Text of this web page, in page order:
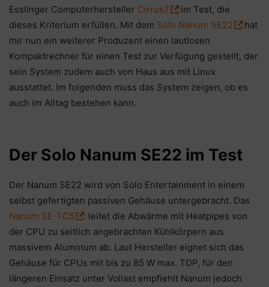
Esslinger Computerhersteller Cirrus7
im Test, die
dieses Kriterium erfüllen. Mit dem Solo Nanum SE22
hat
mir nun ein weiterer Produzent einen lautlosen
Kompaktrechner für einen Test zur Verfügung gestellt, der
sein System zudem auch von Haus aus mit Linux
ausstattet. Im folgenden muss das System zeigen, ob es
auch im Alltag bestehen kann.
Der Solo Nanum SE22 im Test
Der Nanum SE22 wird von Solo Entertainment in einem
selbst gefertigten passiven Gehäuse untergebracht. Das
Nanum SE-TC5
leitet die Abwärme mit Heatpipes von
der CPU zu seitlich angebrachten Kühlkörpern aus
massivem Aluminum ab. Laut Hersteller eignet sich das
Gehäuse für CPUs mit bis zu 85 W max. TDP, für den
längeren Einsatz unter Vollast empfiehlt Nanum jedoch